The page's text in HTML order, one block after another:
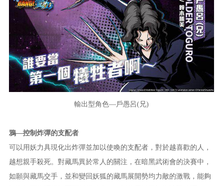
輸出型角色—戶愚呂(兄)
鴉—控制炸彈的支配者
可以用妖力具現化出炸彈並加以使喚的支配者，對於越喜歡的人，
越想親手殺死。對藏馬異於常人的關注，在暗黑武術會的決賽中，
如願與藏馬交手，並和變回妖狐的藏馬展開勢均力敵的激戰，能夠